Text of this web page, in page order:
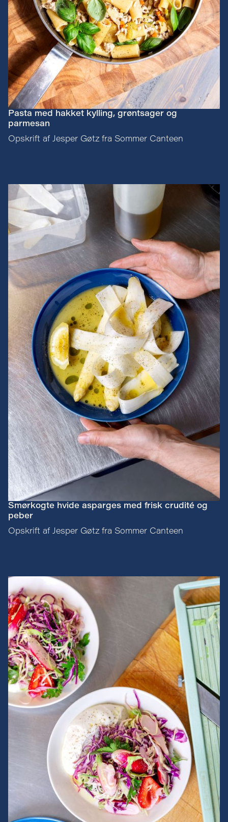
Pasta med hakket kylling, grøntsager og
parmesan
Opskrift af Jesper Gøtz fra Sommer Canteen
Smørkogte hvide asparges med frisk crudité og
peber
Opskrift af Jesper Gøtz fra Sommer Canteen